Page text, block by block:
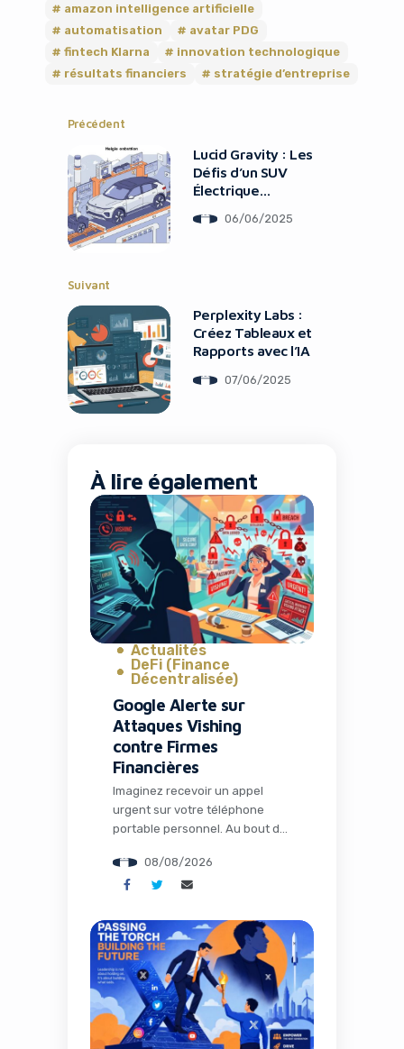
amazon intelligence artificielle
automatisation
avatar PDG
fintech Klarna
innovation technologique
résultats financiers
stratégie d’entreprise
Précédent
Lucid Gravity : Les
Défis d’un SUV
Électrique
06/06/2025
Suivant
Perplexity Labs :
Créez Tableaux et
Rapports avec l’IA
07/06/2025
À lire également
Actualités
DeFi (Finance
Décentralisée)
Google Alerte sur
Attaques Vishing
contre Firmes
Financières
Imaginez recevoir un appel
urgent sur votre téléphone
portable personnel. Au bout du
un problème technique bloque
l’accès à un dossier critique
imminente. Quelques clics plus
tard, vos identifiants et codes
MFA sont compromis. C’est
exactement ce qui arrive aux
employés de grandes firmes
financières américaines […]
08/08/2026